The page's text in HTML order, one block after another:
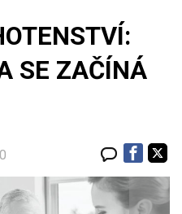
SE ZAČÍNÁ